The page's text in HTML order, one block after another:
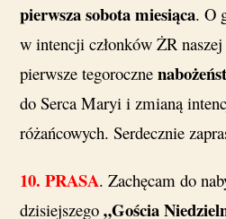
pierwsza sobota miesiąca. O
w intencji członków ŻR
pierwsze tegoroczne
do Serca Maryi i zmianą
różańcowych. Serdecznie
10.PRASA. Zachęcam do
dzisiejszego„Gościa